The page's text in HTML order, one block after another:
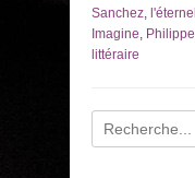
Sanchez,
Imagine,
littéraire
Recherche
pour